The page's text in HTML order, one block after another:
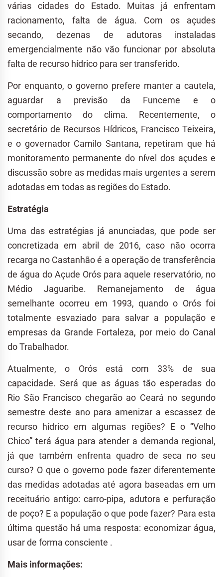
várias cidades do Estado. Muitas já enfrentam
racionamento, falta de água. Com os açudes
secando, dezenas de adutoras instaladas
emergencialmente não vão funcionar por absoluta
falta de recurso hídrico para ser transferido.
Por enquanto, o governo prefere manter a cautela,
aguardar a previsão da Funceme e o
comportamento do clima. Recentemente, o
secretário de Recursos Hídricos, Francisco Teixeira,
e o governador Camilo Santana, repetiram que há
monitoramento permanente do nível dos açudes e
discussão sobre as medidas mais urgentes a serem
adotadas em todas as regiões do Estado.
Estratégia
Uma das estratégias já anunciadas, que pode ser
concretizada em abril de 2016, caso não ocorra
recarga no Castanhão é a operação de transferência
de água do Açude Orós para aquele reservatório, no
Médio Jaguaribe. Remanejamento de água
semelhante ocorreu em 1993, quando o Orós foi
totalmente esvaziado para salvar a população e
empresas da Grande Fortaleza, por meio do Canal
do Trabalhador.
Atualmente, o Orós está com 33% de sua
capacidade. Será que as águas tão esperadas do
Rio São Francisco chegarão ao Ceará no segundo
semestre deste ano para amenizar a escassez de
recurso hídrico em algumas regiões? E o “Velho
Chico” terá água para atender a demanda regional,
já que também enfrenta quadro de seca no seu
curso? O que o governo pode fazer diferentemente
das medidas adotadas até agora baseadas em um
receituário antigo: carro-pipa, adutora e perfuração
de poço? E a população o que pode fazer? Para esta
última questão há uma resposta: economizar água,
usar de forma consciente .
Mais informações: